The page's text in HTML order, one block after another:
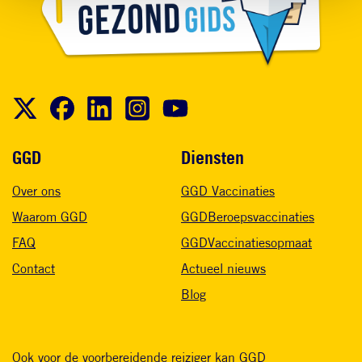
Voet
GGD
Over ons
Waarom GGD
FAQ
Contact
Diensten
GGD Vaccinaties
GGDBeroepsvaccinaties
GGDVaccinatiesopmaat
Actueel nieuws
Blog
Ook voor de voorbereidende reiziger kan GGD